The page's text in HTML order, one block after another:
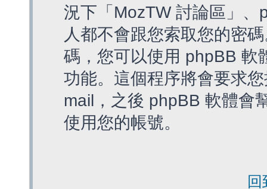
況下「MozTW 討論區」
人都不會跟您索取您的密
碼，您可以使用 phpBB 軟
功能。這個程序將會要求
mail，之後 phpBB 軟體會
使用您的帳號。